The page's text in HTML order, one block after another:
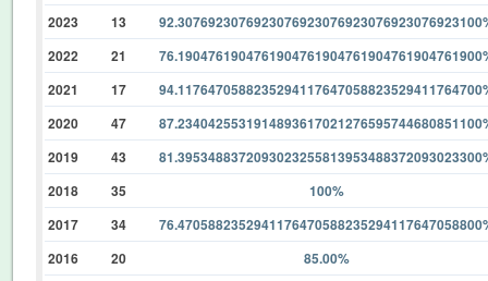
2023
13
2022
21
2021
17
2020
47
2019
43
2018
35
100%
2017
34
2016
20
85.00%